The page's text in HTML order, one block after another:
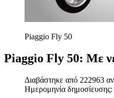
Piaggio Fly 50
Piaggio Fly 50: Με
Διαβάστηκε από 222963
Ημερομηνία